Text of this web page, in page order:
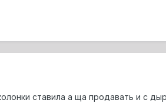
ставила а ща продавать и с